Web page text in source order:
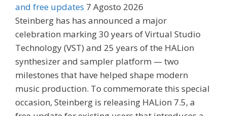
and free updates 7 Agosto 2026
Steinberg has has announced a major
celebration marking 30 years of Virtual Studio
Technology (VST) and 25 years of the HALion
synthesizer and sampler platform — two
milestones that have helped shape modern
music production. To commemorate this special
occasion, Steinberg is releasing HALion 7.5, a